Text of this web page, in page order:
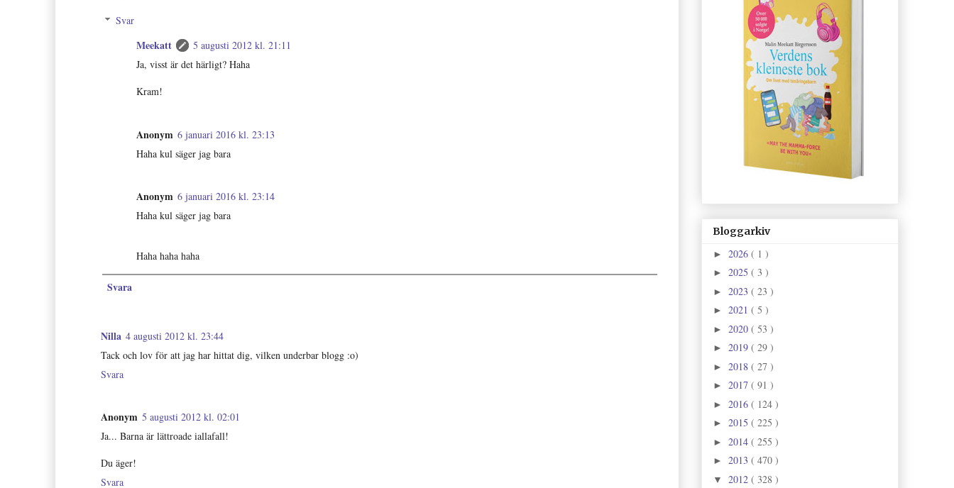
Svar
Meekatt
5 augusti 2012 kl. 21:11
Ja, visst är det härligt? Haha
Kram!
Anonym 6 januari 2016 kl. 23:13
Haha kul säger jag bara
Anonym 6 januari 2016 kl. 23:14
Haha kul säger jag bara
Haha haha haha
Svara
Nilla 4 augusti 2012 kl. 23:44
Tack och lov för att jag har hittat dig, vilken underbar blogg :o)
Svara
Anonym 5 augusti 2012 kl. 02:01
Ja... Barna är lättroade iallafall!
Du äger!
Svara
Bloggarkiv
► 2026 ( 1 )
► 2025 ( 3 )
► 2023 ( 23 )
► 2021 ( 5 )
► 2020 ( 53 )
► 2019 ( 29 )
► 2018 ( 27 )
► 2017 ( 91 )
► 2016 ( 124 )
► 2015 ( 225 )
► 2014 ( 255 )
► 2013 ( 470 )
▼ 2012 ( 328 )